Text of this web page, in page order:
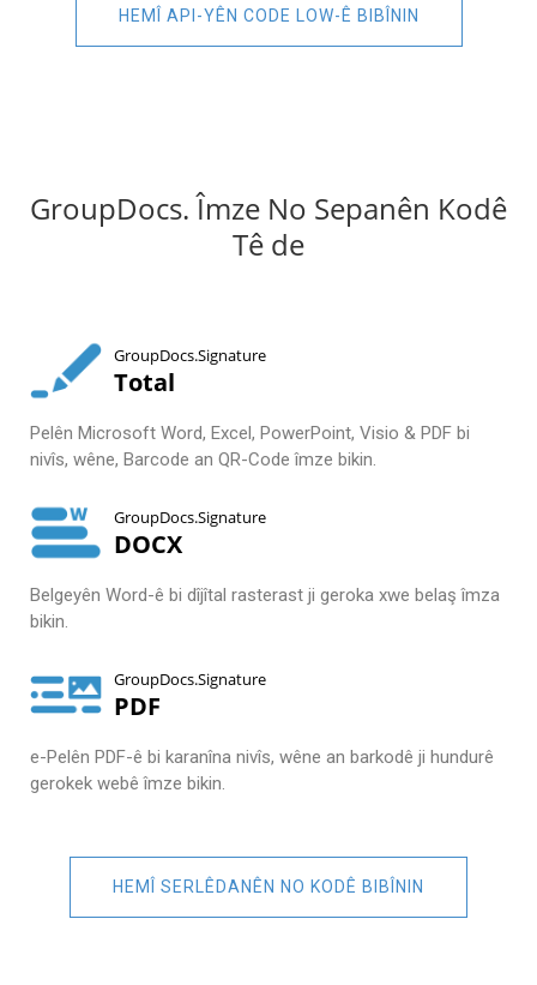
HEMÎ API-YÊN CODE LOW-Ê BIBÎNIN
GroupDocs. Îmze No Sepanên Kodê
Tê de
GroupDocs.Signature
Total
Pelên Microsoft Word, Excel, PowerPoint, Visio & PDF bi
nivîs, wêne, Barcode an QR-Code îmze bikin.
GroupDocs.Signature
DOCX
Belgeyên Word-ê bi dîjîtal rasterast ji geroka xwe belaş îmza
bikin.
GroupDocs.Signature
PDF
e-Pelên PDF-ê bi karanîna nivîs, wêne an barkodê ji hundurê
gerokek webê îmze bikin.
HEMÎ SERLÊDANÊN NO KODÊ BIBÎNIN